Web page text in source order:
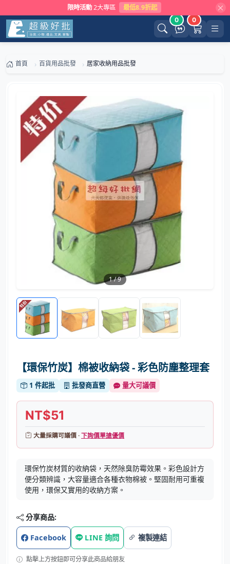
限時活動 2大專區 最低8.9折起
0 0
首頁 百貨用品批發 居家收納用品批發
1/9
【環保竹炭】棉被收納袋 - 彩色防塵整理套
1 件起批 批發商直營 量大可議價
NT$51
大量採購可議價 ·下詢價單搶優價
環保竹炭材質的收納袋，天然除臭防霉效果。彩色設計方
便分類辨識，大容量適合各種衣物棉被。堅固耐用可重複
使用，環保又實用的收納方案。
分享商品:
Facebook LINE 詢問 複製連結
點擊上方按鈕即可分享此商品給朋友